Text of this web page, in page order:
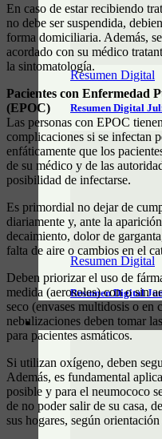
Resumen Digital
Resumen Digital
Resumen Digital
Resumen Digital
DATOS ÚTILES
En caso de estar recibiendo
no debe ser suspendida,
forma domiciliaria. Además,
acordado con su médico
la sintomatología.
Pacientes con Enfermedad
(EPOC)
Las personas con EPOC
complicaciones si se infectan
enfáticamente que los
de su médico y de las
posibilidad de infectarse.
Es primordial no dejar de
diariamente y, ante la
decaimiento, dolor de
falta de aire o cambios en el
Deben priorizar el uso de
medida (aerosoles) con o sin
seco (envases multidosis o en
nebulizaciones deben tomar
para pacientes asmáticos.
Si utilizan oxígeno, deben
Además, es fundamental
posible y para el neumococo
de no poder salir de su casa,
sus hogares, según